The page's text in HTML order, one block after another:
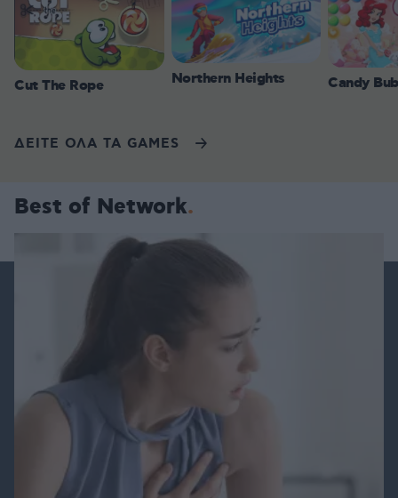
Cut The Rope Northern Heights Candy
ΔΕΙΤΕ ΟΛΑ ΤΑ GAMES
Best of Network